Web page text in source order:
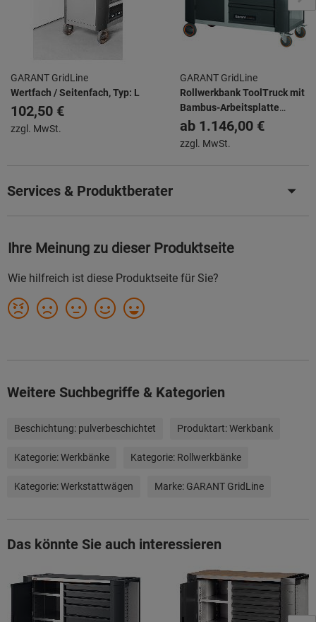
GARANT GridLine
Wertfach / Seitenfach, Typ: L
102,50 €
zzgl. MwSt.
GARANT GridLine
Rollwerkbank ToolTruck mit
Bambus-Arbeitsplatte
20×16G
ab 1.146,00 €
zzgl. MwSt.
Services & Produktberater
Weitere Suchbegriffe & Kategorien
Beschichtung: pulverbeschichtet Produktart:Werkbank
Kategorie:Werkbänke Kategorie: Rollwerkbänke
Kategorie:Werkstattwägen Marke: GARANT GridLine
Das könnte Sie auch interessieren